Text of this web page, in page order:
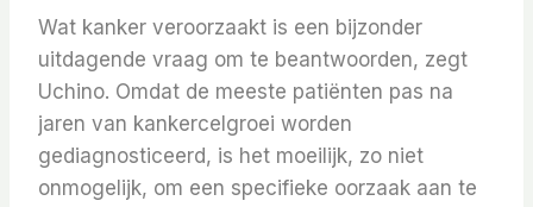
Wat kanker veroorzaakt is een bijzonder
uitdagende vraag om te beantwoorden, zegt
Uchino. Omdat de meeste patiënten pas na
jaren van kankercelgroei worden
gediagnosticeerd, is het moeilijk, zo niet
onmogelijk, om een ​​specifieke oorzaak aan te